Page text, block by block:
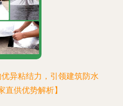
异粘结力，引领建筑防水
直供优势解析】